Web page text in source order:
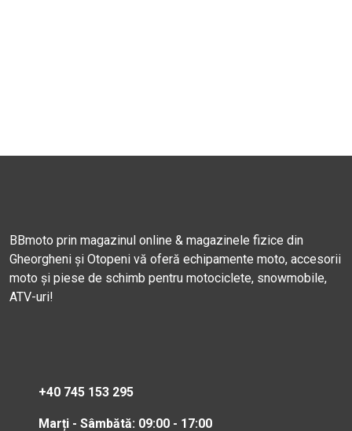
BBmoto prin magazinul online & magazinele fizice din
Gheorgheni și Otopeni vă oferă echipamente moto, accesorii
moto și piese de schimb pentru motociclete, snowmobile,
ATV-uri!
+40 745 153 295
Marți - Sâmbătă: 09:00 - 17:00